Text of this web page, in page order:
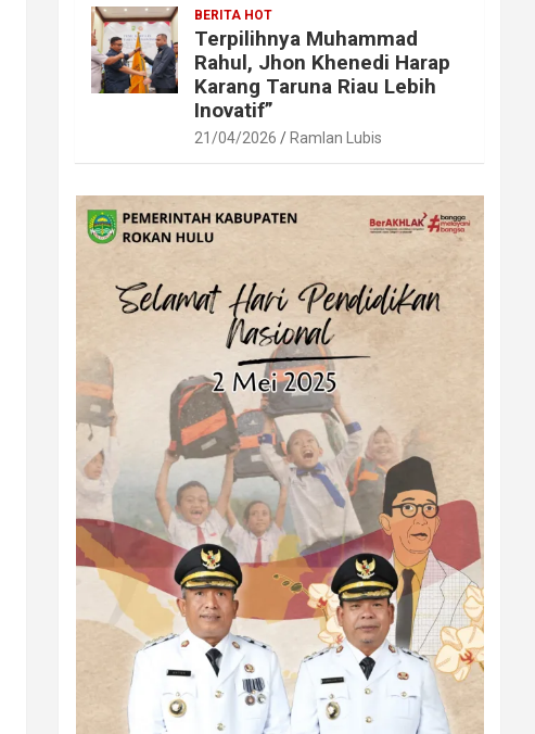
BERITA HOT
Terpilihnya Muhammad
Rahul, Jhon Khenedi Harap
Karang Taruna Riau Lebih
Inovatif”
21/04/2026 Ramlan Lubis